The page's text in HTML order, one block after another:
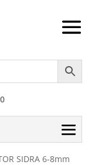
0
SIDRA 6-8mm